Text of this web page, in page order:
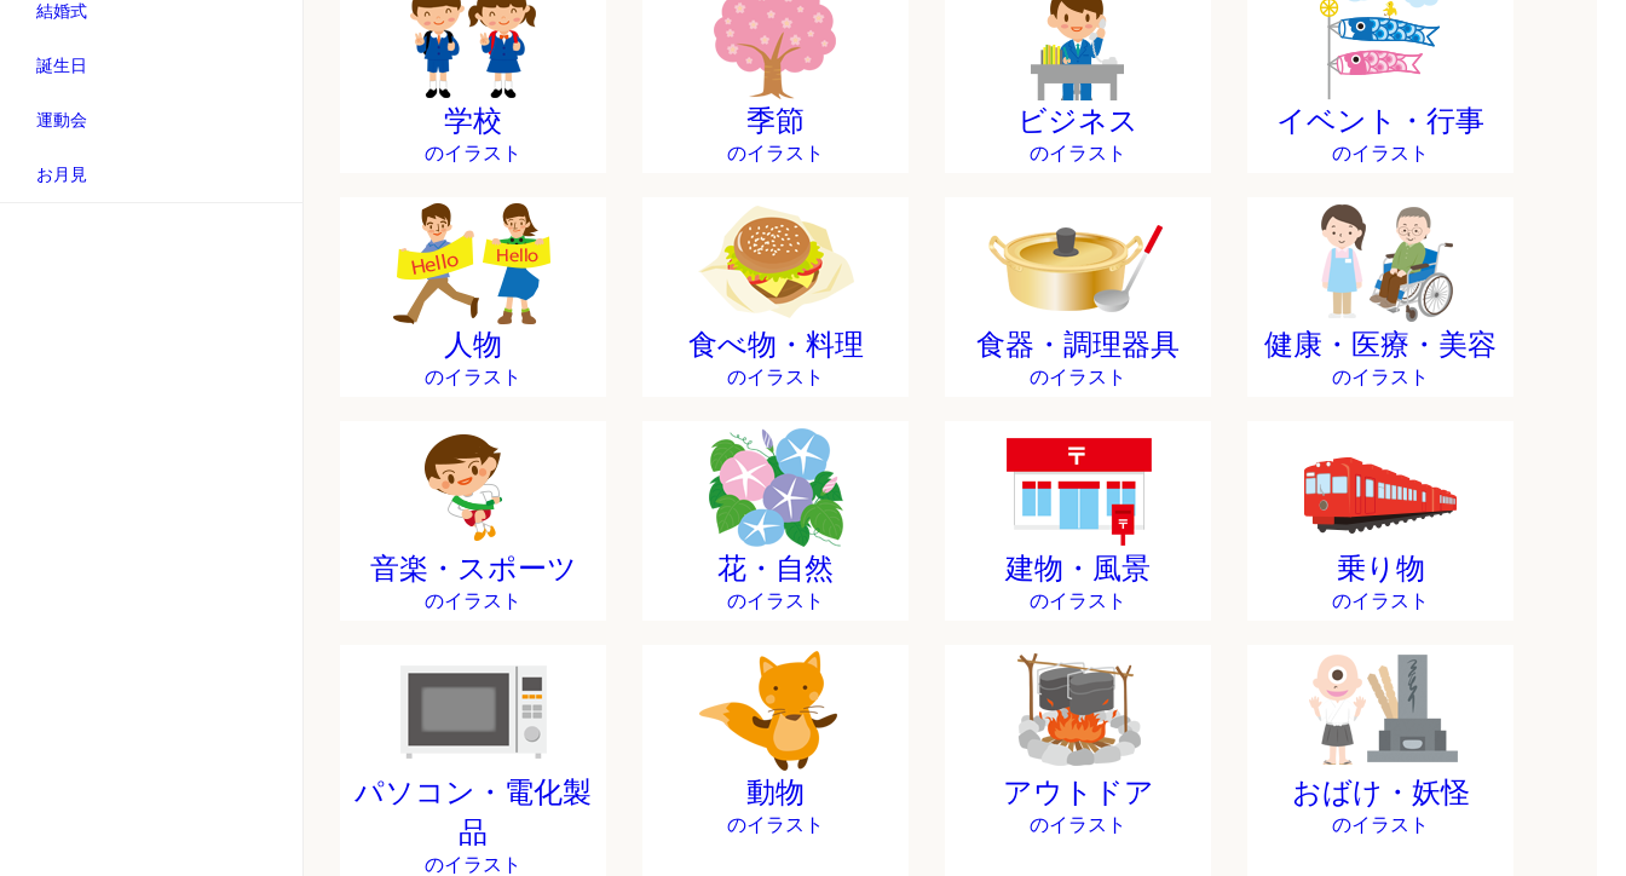
結婚式
誕生日
運動会
お月見
学校
のイラスト
季節
のイラスト
ビジネス
のイラスト
イベント・行事
のイラスト
人物
のイラスト
食べ物・料理
のイラスト
食器・調理器具
のイラスト
健康・医療・美容
のイラスト
音楽・スポーツ
のイラスト
花・自然
のイラスト
建物・風景
のイラスト
乗り物
のイラスト
パソコン・電化製
品
のイラスト
動物
のイラスト
アウトドア
のイラスト
おばけ・妖怪
のイラスト